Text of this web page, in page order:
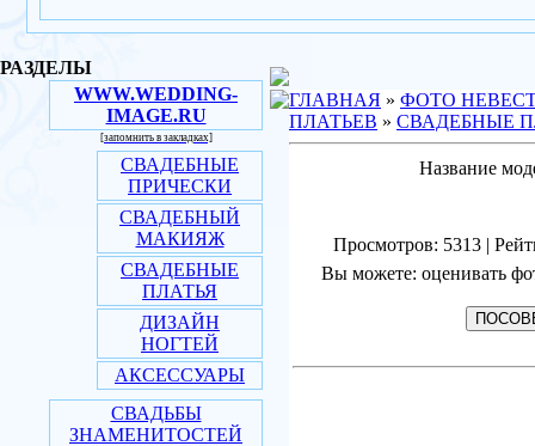
РАЗДЕЛЫ
WWW.WEDDING-
IMAGE.RU
[запомнить в закладках]
СВАДЕБНЫЕ
ПРИЧЕСКИ
СВАДЕБНЫЙ
МАКИЯЖ
СВАДЕБНЫЕ
ПЛАТЬЯ
ДИЗАЙН
НОГТЕЙ
АКСЕССУАРЫ
СВАДЬБЫ
ЗНАМЕНИТОСТЕЙ
ГЛАВНАЯ » ФОТО
ПЛАТЬЕВ » СВАДЕБНЫЕ
Название
Просмотров: 5313 |
Вы можете: оценивать